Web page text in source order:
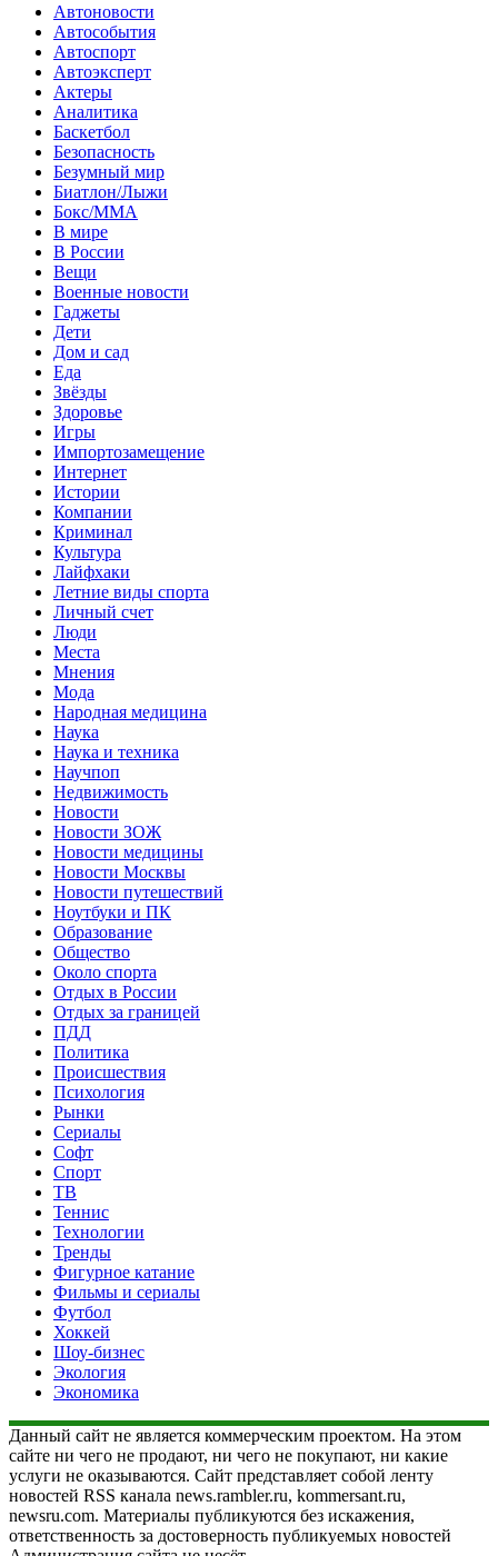
Автоновости
Автособытия
Автоспорт
Автоэксперт
Актеры
Аналитика
Баскетбол
Безопасность
Безумный мир
Биатлон/Лыжи
Бокс/MMA
В мире
В России
Вещи
Военные новости
Гаджеты
Дети
Дом и сад
Еда
Звёзды
Здоровье
Игры
Импортозамещение
Интернет
Истории
Компании
Криминал
Культура
Лайфхаки
Летние виды спорта
Личный счет
Люди
Места
Мнения
Мода
Народная медицина
Наука
Наука и техника
Научпоп
Недвижимость
Новости
Новости ЗОЖ
Новости медицины
Новости Москвы
Новости путешествий
Ноутбуки и ПК
Образование
Общество
Около спорта
Отдых в России
Отдых за границей
ПДД
Политика
Происшествия
Психология
Рынки
Сериалы
Софт
Спорт
ТВ
Теннис
Технологии
Тренды
Фигурное катание
Фильмы и сериалы
Футбол
Хоккей
Шоу-бизнес
Экология
Экономика
Данный сайт не является коммерческим проектом. На этом
сайте ни чего не продают, ни чего не покупают, ни какие
услуги не оказываются. Сайт представляет собой ленту
новостей RSS канала news.rambler.ru, kommersant.ru,
newsru.com. Материалы публикуются без искажения,
ответственность за достоверность публикуемых новостей